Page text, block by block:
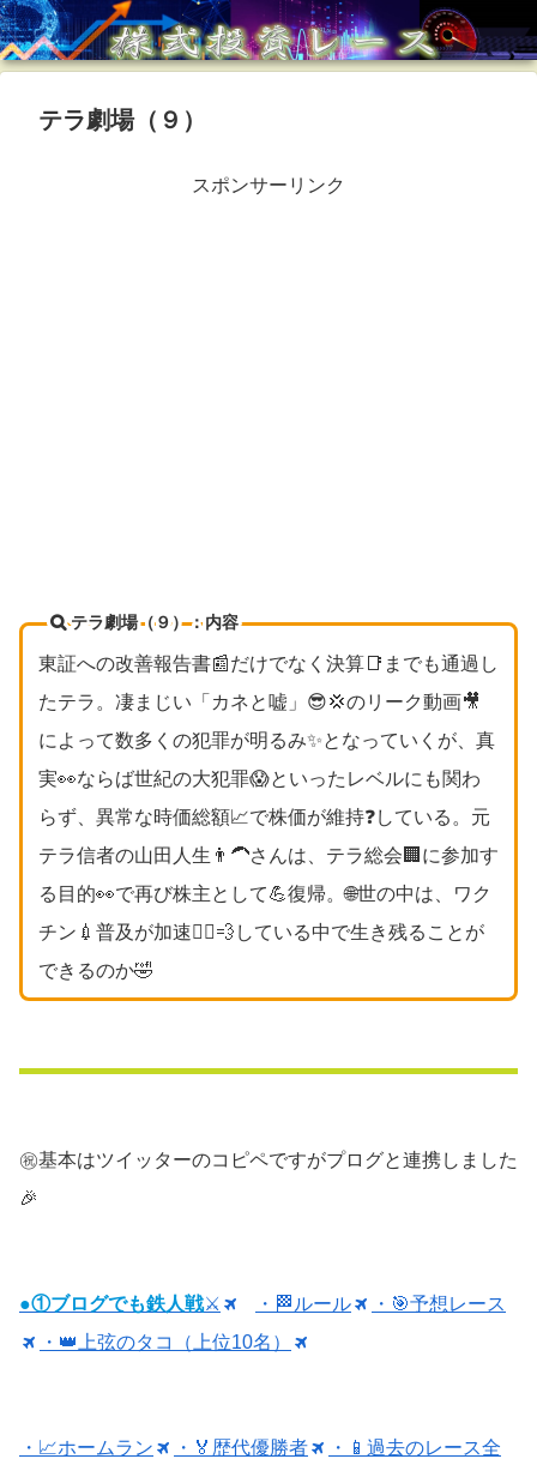
テラ劇場（９）
スポンサーリンク
テラ劇場（９）：内容
東証への改善報告書📰だけでなく決算📑までも通過し
たテラ。凄まじい「カネと嘘」😎💢のリーク動画🎥
によって数多くの犯罪が明るみ✨となっていくが、真
実👀ならば世紀の大犯罪😱といったレベルにも関わ
らず、異常な時価総額📈で株価が維持❓している。元
テラ信者の山田人生👨‍🦱さんは、テラ総会🏢に参加す
る目的👀で再び株主として💪復帰。🌐世の中は、ワク
チン💉普及が加速🏃‍♂️💨している中で生き残ることが
できるのか🤣
㊗️基本はツイッターのコピペですがプログと連携しました
🎉
●①ブログでも鉄人戦⚔ ・🏁ルール
・🎯予想レース
・👑上弦のタコ（上位10名）
・📈ホームラン ・🏅歴代優勝者
・📱過去のレース全